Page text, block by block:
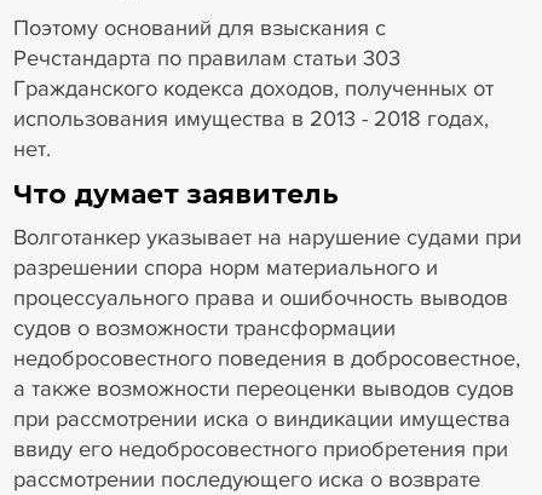
Поэтому оснований для взыскания с
Речстандарта по правилам статьи 303
Гражданского кодекса доходов, полученных от
использования имущества в 2013 - 2018 годах,
нет.
Что думает заявитель
Волготанкер указывает на нарушение судами при
разрешении спора норм материального и
процессуального права и ошибочность выводов
судов о возможности трансформации
недобросовестного поведения в добросовестное,
а также возможности переоценки выводов судов
при рассмотрении иска о виндикации имущества
ввиду его недобросовестного приобретения при
рассмотрении последующего иска о возврате